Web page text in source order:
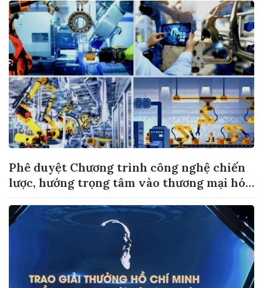
Phê duyệt Chương trình công nghệ chiến
lược, hướng trọng tâm vào thương mại hóa